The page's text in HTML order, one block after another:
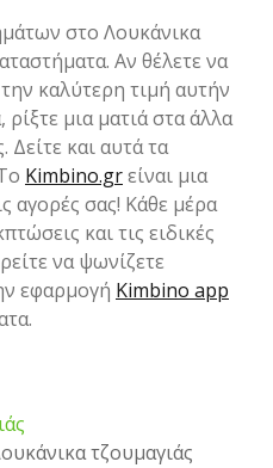
στο Λουκάνικα
Αν θέλετε να
καλύτερη τιμή αυτήν
μια ματιά στα άλλα
Δείτε και αυτά τα
Kimbino.grείναι μια
αγορές σας! Κάθε μέρα
και τις ειδικές
να ψωνίζετε
εφαρμογή Kimbino app
τζουμαγιάς